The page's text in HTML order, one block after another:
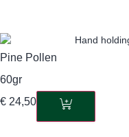
Pine Pollen
60gr
€ 24,50